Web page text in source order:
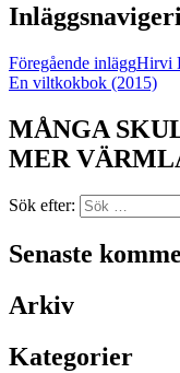
Föregående inläggHirvi
En viltkokbok (2015)
MÅNGA
MER
Sök efter:
Senaste
Arkiv
Kategorier